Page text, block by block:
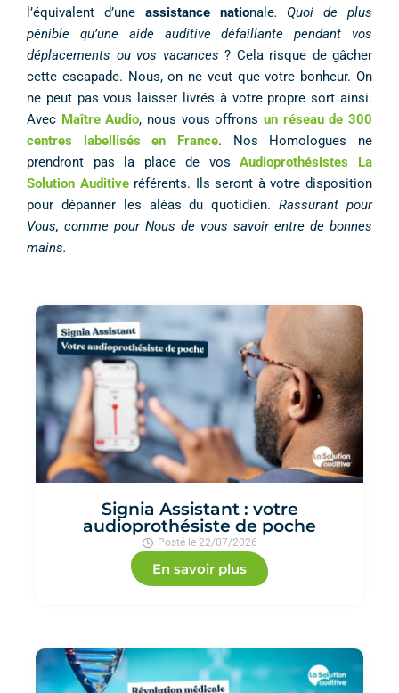
l’équivalent d’une assistance nationale.Quoi de plus
pénible qu’une aide auditive défaillante pendant vos
déplacements ou vos vacances ? Cela risque de gâcher
cette escapade. Nous, on ne veut que votre bonheur. On
ne peut pas vous laisser livrés à votre propre sort ainsi.
Avec Maître Audio, nous vous offronsun réseau de 300
centres labellisés en France. Nos Homologues ne
prendront pas la place de vos
Audioprothésistes La
Solution Auditiveréférents. Ils seront à votre disposition
pour dépanner les aléas du quotidien.Rassurant pour
Vous, comme pour Nous de vous savoir entre de bonnes
mains.
Signia Assistant : votre
audioprothésiste de poche
Posté le 22/07/2026
En savoir plus